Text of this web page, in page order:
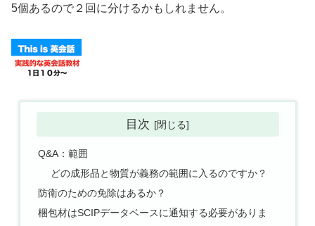
5個あるので２回に分けるかもしれません。
目次
Q&A：範囲
どの成形品と物質が義務の範囲に入るのですか？
防衛のための免除はあるか？
梱包材はSCIPデータベースに通知する必要がありま